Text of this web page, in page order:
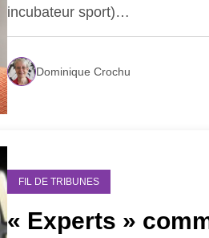
incubateur sport)…
Dominique Crochu
FIL DE TRIBUNES
« Experts »